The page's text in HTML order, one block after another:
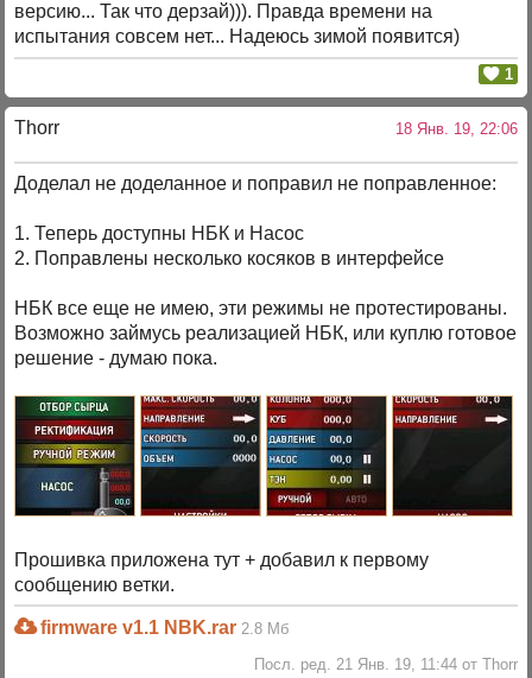
версию... Так что дерзай))). Правда времени на
испытания совсем нет... Надеюсь зимой появится)
1
Thorr 18 Янв. 19, 22:06
Доделал не доделанное и поправил не поправленное:
1. Теперь доступны НБК и Насос
2. Поправлены несколько косяков в интерфейсе
НБК все еще не имею, эти режимы не протестированы.
Возможно займусь реализацией НБК, или куплю готовое
решение - думаю пока.
Прошивка приложена тут + добавил к первому
сообщению ветки.
firmware v1.1 NBK.rar 2.8 Мб
Посл. ред. 21 Янв. 19, 11:44 от Thorr